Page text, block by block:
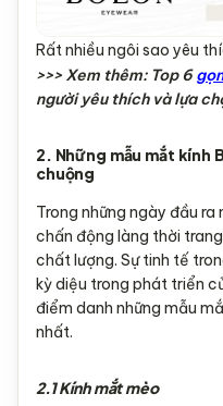
Rất nhiều ngôi sao yêu
>>> Xem thêm: Top 6
người yêu thích và lựa
2. Những mẫu mắt kính
chuộng
Trong những ngày đầu
chấn động làng thời
chất lượng. Sự tinh tế
kỳ diệu trong phát triển
điểm danh những mẫu
nhất.
2.1 Kính mắt mèo